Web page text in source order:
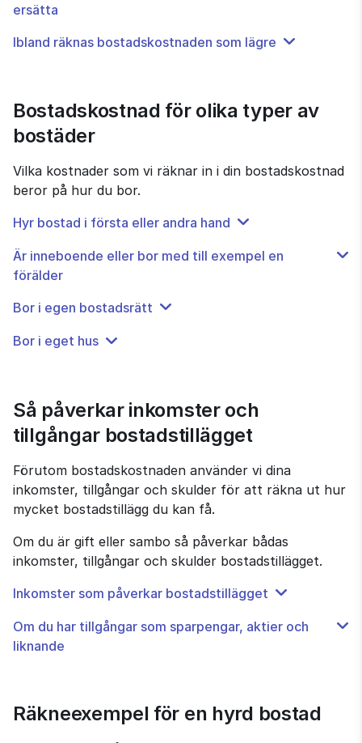
ersätta
Ibland räknas bostadskostnaden som lägre
Bostadskostnad för olika typer av
bostäder
Vilka kostnader som vi räknar in i din bostadskostnad
beror på hur du bor.
Hyr bostad i första eller andra hand
Är inneboende eller bor med till exempel en
förälder
Bor i egen bostadsrätt
Bor i eget hus
Så påverkar inkomster och
tillgångar bostadstillägget
Förutom bostadskostnaden använder vi dina
inkomster, tillgångar och skulder för att räkna ut hur
mycket bostadstillägg du kan få.
Om du är gift eller sambo så påverkar bådas
inkomster, tillgångar och skulder bostadstillägget.
Inkomster som påverkar bostadstillägget
Om du har tillgångar som sparpengar, aktier och
liknande
Räkneexempel för en hyrd bostad